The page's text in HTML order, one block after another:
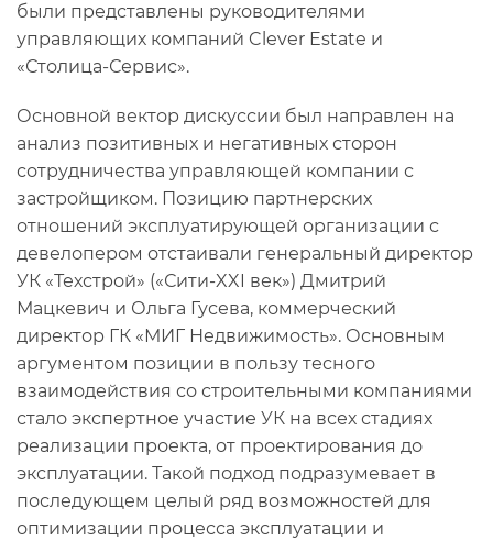
были представлены руководителями
управляющих компаний Clever Estate и
«Столица-Сервис».
Основной вектор дискуссии был направлен на
анализ позитивных и негативных сторон
сотрудничества управляющей компании с
застройщиком. Позицию партнерских
отношений эксплуатирующей организации с
девелопером отстаивали генеральный директор
УК «Техстрой» («Сити-XXI век») Дмитрий
Мацкевич и Ольга Гусева, коммерческий
директор ГК «МИГ Недвижимость». Основным
аргументом позиции в пользу тесного
взаимодействия со строительными компаниями
стало экспертное участие УК на всех стадиях
реализации проекта, от проектирования до
эксплуатации. Такой подход подразумевает в
последующем целый ряд возможностей для
оптимизации процесса эксплуатации и